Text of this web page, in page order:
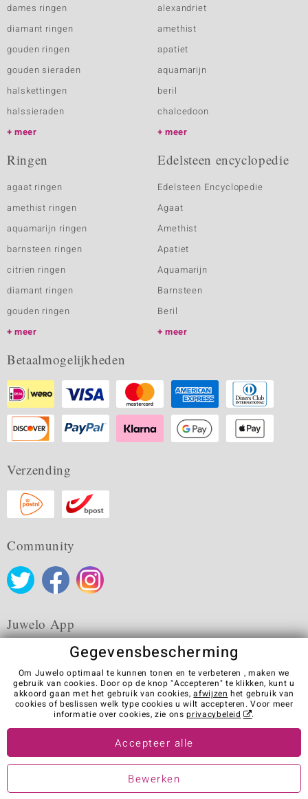
dames ringen
diamant ringen
gouden ringen
gouden sieraden
halskettingen
halssieraden
meer
alexandriet
amethist
apatiet
aquamarijn
beril
chalcedoon
meer
Ringen
agaat ringen
amethist ringen
aquamarijn ringen
barnsteen ringen
citrien ringen
diamant ringen
gouden ringen
meer
Edelsteen encyclopedie
Edelsteen Encyclopedie
Agaat
Amethist
Apatiet
Aquamarijn
Barnsteen
Beril
meer
Betaalmogelijkheden
Verzending
Community
Juwelo App
Algemene verkoopvoorwaarden Privacybeleid
Cookies
Colofon
Contact
Contract herroepen
Visit our stores in other countries:
© Juwelo Deutschland GmbH (Een onderneming van de elumeo SE)
Gegevensbescherming
Om Juwelo optimaal te kunnen tonen en te verbeteren , maken we
gebruik van cookies. Door op de knop "Accepteren" te klikken, kunt u
akkoord gaan met het gebruik van cookies,afwijzen het gebruik van
cookies of beslissen welk type cookies u wilt accepteren. Voor meer
informatie over cookies, zie onsprivacybeleid .
Accepteer alle
Bewerken